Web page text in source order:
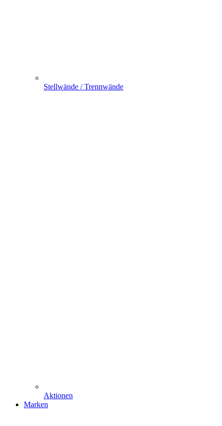
Stellwände / Trennwände
Aktionen
Marken